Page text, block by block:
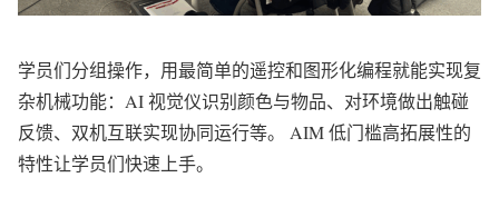
学员们分组操作，用最简单的遥控和图形化编程就能实现复
杂机械功能：AI 视觉仪识别颜色与物品、对环境做出触碰
反馈、双机互联实现协同运行等。 AIM 低门槛高拓展性的
特性让学员们快速上手。